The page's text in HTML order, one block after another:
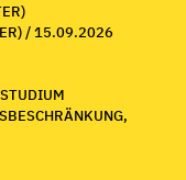
/ 15.09.2026